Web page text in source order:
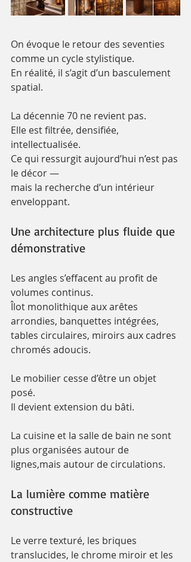
On évoque le retour des seventies
comme un cycle stylistique.
En réalité, il s’agit d’un basculement
spatial.
La décennie 70 ne revient pas.
Elle est filtrée, densifiée,
intellectualisée.
Ce qui ressurgit aujourd’hui n’est pas
le décor —
mais la recherche d’un intérieur
enveloppant.
Une architecture plus fluide que
démonstrative
Les angles s’effacent au profit de
volumes continus.
Îlot monolithique aux arêtes
arrondies, banquettes intégrées,
tables circulaires, miroirs aux cadres
chromés adoucis.
Le mobilier cesse d’être un objet
posé.
Il devient extension du bâti.
La cuisine et la salle de bain ne sont
plus organisées autour de
lignes,mais autour de circulations.
La lumière comme matière
constructive
Le verre texturé, les briques
translucides, le chrome miroir et les